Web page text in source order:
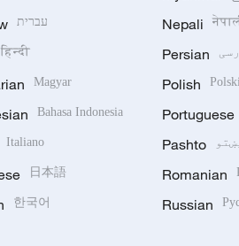
עברית
हिन्दी
Magyar
Bahasa Indonesia
Italiano
日本語
한국어
Nepali
Persian
Polish Polski
Portuguese
Pashto
Romanian
Russian